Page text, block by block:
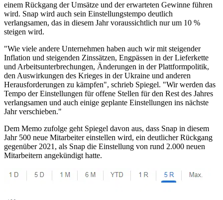
einem Rückgang der Umsätze und der erwarteten Gewinne führen
wird. Snap wird auch sein Einstellungstempo deutlich
verlangsamen, das in diesem Jahr voraussichtlich nur um 10 %
steigen wird.
"Wie viele andere Unternehmen haben auch wir mit steigender
Inflation und steigenden Zinssätzen, Engpässen in der Lieferkette
und Arbeitsunterbrechungen, Änderungen in der Plattformpolitik,
den Auswirkungen des Krieges in der Ukraine und anderen
Herausforderungen zu kämpfen", schrieb Spiegel. "Wir werden das
Tempo der Einstellungen für offene Stellen für den Rest des Jahres
verlangsamen und auch einige geplante Einstellungen ins nächste
Jahr verschieben."
Dem Memo zufolge geht Spiegel davon aus, dass Snap in diesem
Jahr 500 neue Mitarbeiter einstellen wird, ein deutlicher Rückgang
gegenüber 2021, als Snap die Einstellung von rund 2.000 neuen
Mitarbeitern angekündigt hatte.